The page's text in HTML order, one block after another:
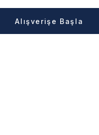
Alışverişe Başla